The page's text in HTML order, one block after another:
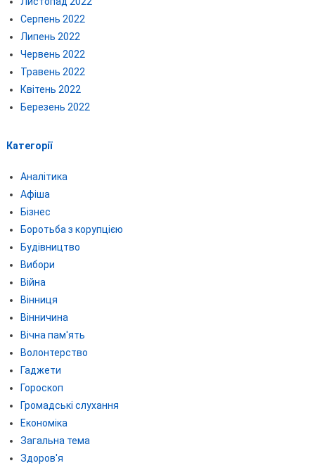
Серпень 2022
Липень 2022
Червень 2022
Травень 2022
Квітень 2022
Березень 2022
Категорії
Аналітика
Афіша
Бізнес
Боротьба з корупцією
Будівництво
Вибори
Війна
Вінниця
Вінничина
Вічна пам'ять
Волонтерство
Гаджети
Гороскоп
Громадські слухання
Економіка
Загальна тема
Здоров'я